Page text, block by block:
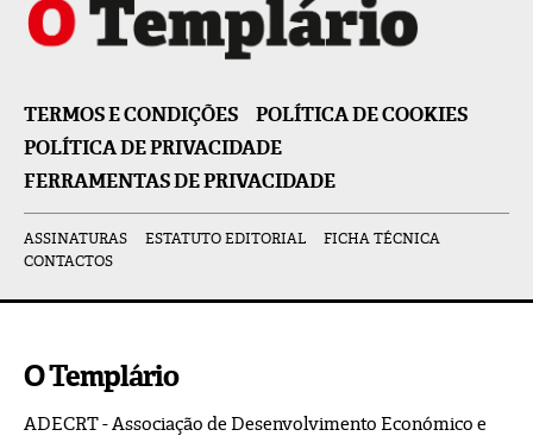
TERMOS E CONDIÇÕES
POLÍTICA DE COOKIES
POLÍTICA DE PRIVACIDADE
FERRAMENTAS DE PRIVACIDADE
ASSINATURAS ESTATUTO EDITORIAL
FICHA TÉCNICA
CONTACTOS
O Templário
ADECRT - Associação de Desenvolvimento Económico e